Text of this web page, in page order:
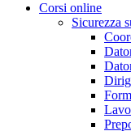
Corsi online
Sicurezza